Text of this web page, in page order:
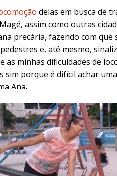
delas em busca de
assim como outras
precária, fazendo com que
e, até mesmo,
as minhas dificuldades de
sim porque é difícil achar
Ana.